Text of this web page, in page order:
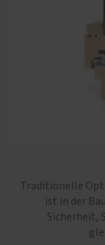
Traditionelle
ist in der
Sicherheit,
erfüllt es
Ansichtsbreiten